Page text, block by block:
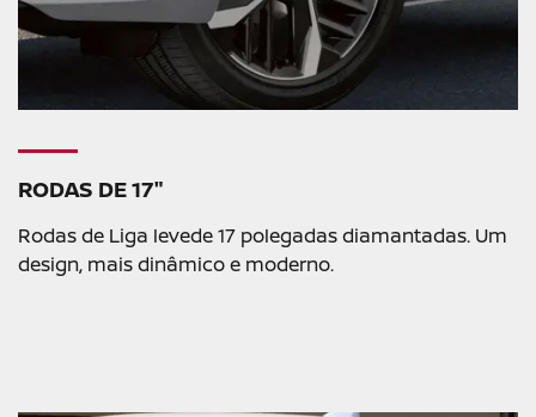
RODAS DE 17"
Rodas de Liga levede 17 polegadas diamantadas. Um
design, mais dinâmico e moderno.